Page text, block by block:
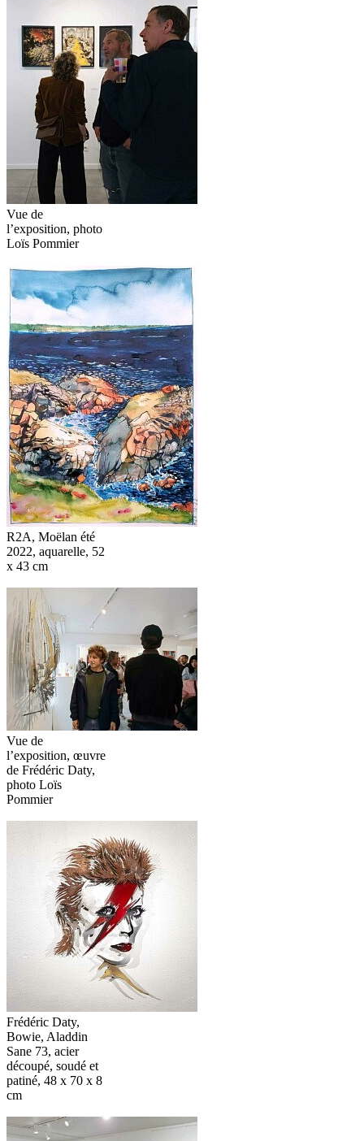
Vue de
l’exposition, photo
Loïs Pommier
R2A, Moëlan été
2022, aquarelle, 52
x 43 cm
Vue de
l’exposition, œuvre
de Frédéric‬‭ Daty,
photo Loïs
Pommier
Frédéric‬‭ Daty,
Bowie‬‭,‬‭ Aladdin‬‭
Sane‬‭ 73‬‭, acier‬‭
découpé,‬‭ soudé‬‭ et‬‭
patiné,‬‭ 48‬‭ x‬‭ 70‬‭ x‬‭ 8‬‭
cm